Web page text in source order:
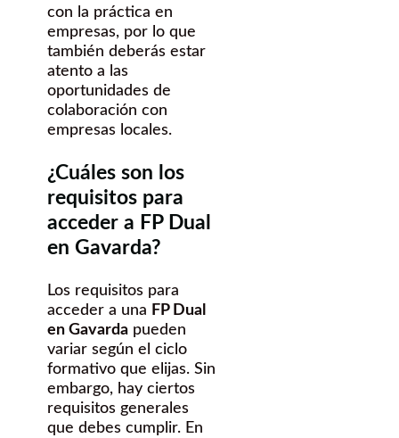
con la práctica en
empresas, por lo que
también deberás estar
atento a las
oportunidades de
colaboración con
empresas locales.
¿Cuáles son los
requisitos para
acceder a FP Dual
en Gavarda?
Los requisitos para
acceder a una FP Dual
en Gavarda pueden
variar según el ciclo
formativo que elijas. Sin
embargo, hay ciertos
requisitos generales
que debes cumplir. En